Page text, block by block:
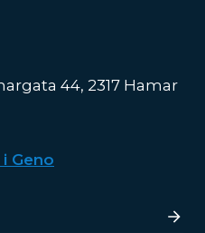
44, 2317 Hamar
Geno